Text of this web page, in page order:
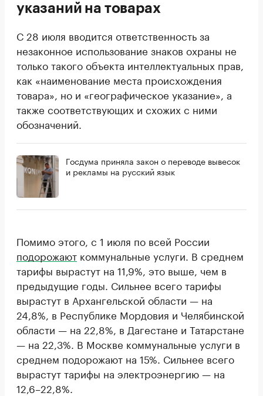
указаний на товарах
С 28 июля вводится ответственность за
незаконное использование знаков охраны не
только такого объекта интеллектуальных прав,
как «наименование места происхождения
товара», но и «географическое указание», а
также соответствующих и схожих с ними
обозначений.
Госдума приняла закон о переводе вывесок
и рекламы на русский язык
Помимо этого, с 1 июля по всей России
подорожают коммунальные услуги. В среднем
тарифы вырастут на 11,9%, это выше, чем в
предыдущие годы. Сильнее всего тарифы
вырастут в Архангельской области — на
24,8%, в Республике Мордовия и Челябинской
области — на 22,8%, в Дагестане и Татарстане
— на 22,3%. В Москве коммунальные услуги в
среднем подорожают на 15%. Сильнее всего
вырастут тарифы на электроэнергию — на
12,6–22,8%.